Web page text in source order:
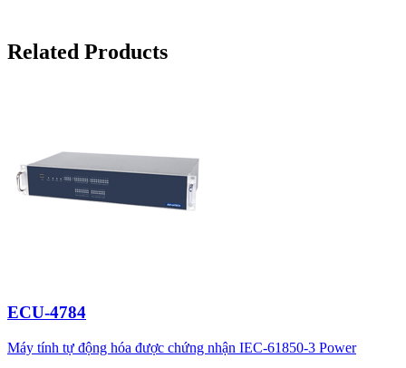
Related Products
ECU-4784
Máy tính tự động hóa được chứng nhận IEC-61850-3 Power